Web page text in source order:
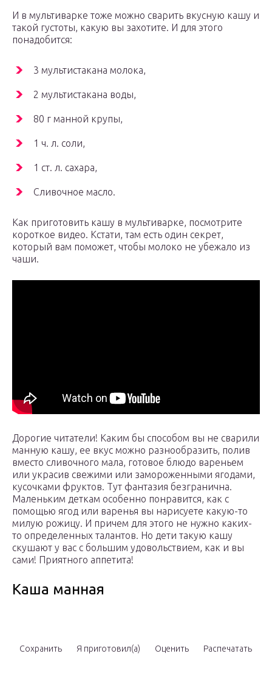
И в мультиварке тоже можно сварить вкусную кашу и
такой густоты, какую вы захотите. И для этого
понадобится:
3 мультистакана молока,
2 мультистакана воды,
80 г манной крупы,
1 ч. л. соли,
1 ст. л. сахара,
Сливочное масло.
Как приготовить кашу в мультиварке, посмотрите
короткое видео. Кстати, там есть один секрет,
который вам поможет, чтобы молоко не убежало из
чаши.
Дорогие читатели! Каким бы способом вы не сварили
манную кашу, ее вкус можно разнообразить, полив
вместо сливочного мала, готовое блюдо вареньем
или украсив свежими или замороженными ягодами,
кусочками фруктов. Тут фантазия безгранична.
Маленьким деткам особенно понравится, как с
помощью ягод или варенья вы нарисуете какую-то
милую рожицу. И причем для этого не нужно каких-
то определенных талантов. Но дети такую кашу
скушают у вас с большим удовольствием, как и вы
сами! Приятного аппетита!
Каша манная
Сохранить Я приготовил(а) Оценить Распечатать